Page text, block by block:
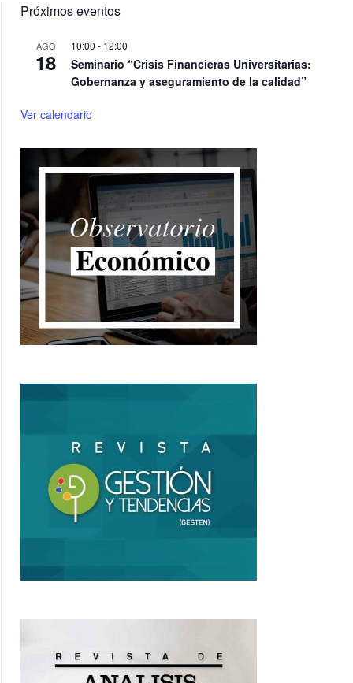
Próximos eventos
AGO
18
10:00 - 12:00
Seminario “Crisis Financieras Universitarias:
Gobernanza y aseguramiento de la calidad”
Ver calendario